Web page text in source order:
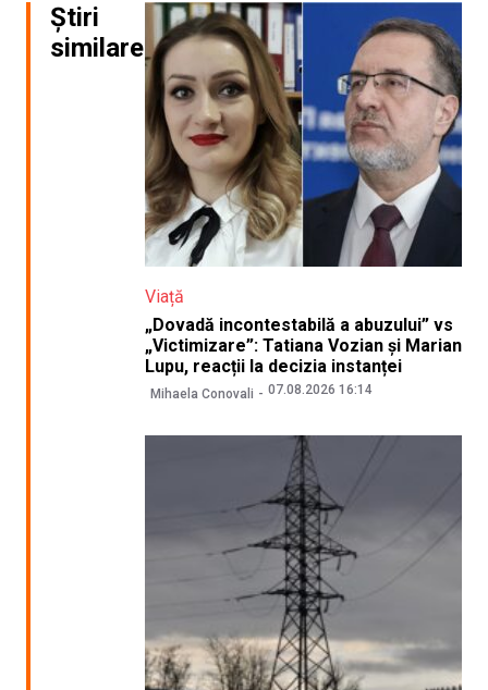
Știri
similare
Viață
„Dovadă incontestabilă a abuzului” vs
„Victimizare”: Tatiana Vozian și Marian
Lupu, reacții la decizia instanței
Mihaela Conovali 07.08.2026 16:14